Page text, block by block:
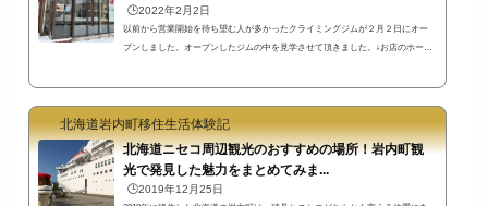
🕒️2022年2月2日
以前から営業開始を待ち望む人が多かったクライミングジムが２月２日にオー
プンしました。オープンしたジムの中を見学させて頂きました。↓お店のホーム
の場所は入口ではありません。お店の裏手の方に歩いていくと入口がありま
す。駐車場もありますよ。お店の営業時間と料金定休日は月曜日と火曜日で、
平...
北海道岩内町移住生活体験記
北海道ニセコ周辺観光のおすすめの場所！岩内町観
光で発見した魅力をまとめてみま...
🕒️2019年12月25日